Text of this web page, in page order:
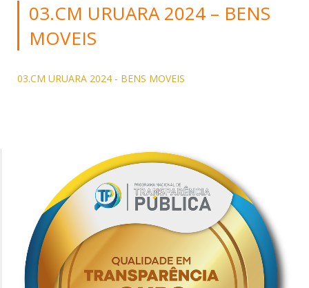
03.CM URUARA 2024 – BENS
MOVEIS
03.CM URUARA 2024 - BENS MOVEIS